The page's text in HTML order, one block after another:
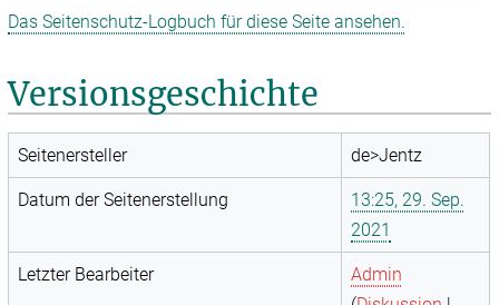
Das Seitenschutz-Logbuch für diese Seite ansehen.
Versionsgeschichte
Seitenersteller de>Jentz
Datum der Seitenerstellung
13:25, 29. Sep.
2021
Letzter Bearbeiter
Admin